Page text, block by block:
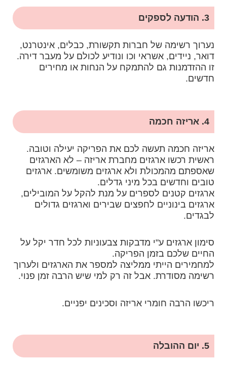
3. הודעה לספקים
נערוך רשימה של חברות תקשורת, כבלים, אינטרנט,
דואר, ניידים, אשראי וכו ונודיע לכולם על מעבר דירה.
זו ההזדמנות גם להתמקח על הנחות או מחירים
חדשים.
4. אריזה חכמה
אריזה חכמה תעשה לכם את הפריקה יעילה וטובה.
ראשית רכשו ארגזים מחברת אריזה – לא הארגזים
שאספתם מהמכולת ולא ארגזים משומשים. ארגזים
טובים וחדשים בכל מיני גדלים.
ארגזים קטנים לספרים על מנת להקל על המובילים,
ארגזים בינוניים לחפצים שבירים וארגזים גדולים
לבגדים.
סימון ארגזים ע"י מדבקות צבעוניות לכל חדר יקל על
החיים שלכם בזמן הפריקה.
למחמירים הייתי ממליצה למספר את הארגזים ולערוך
רשימה מסודרת. אבל זה רק למי שיש הרבה זמן פנוי.
ריכשו הרבה חומרי אריזה וסכינים יפניים.
5. יום ההובלה